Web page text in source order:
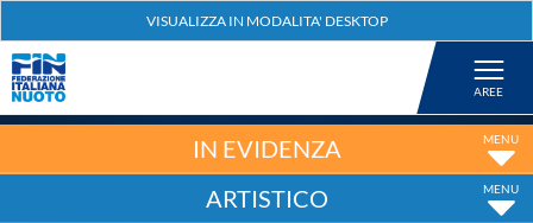
Nuoto
IN EVIDENZA
ARTISTICO